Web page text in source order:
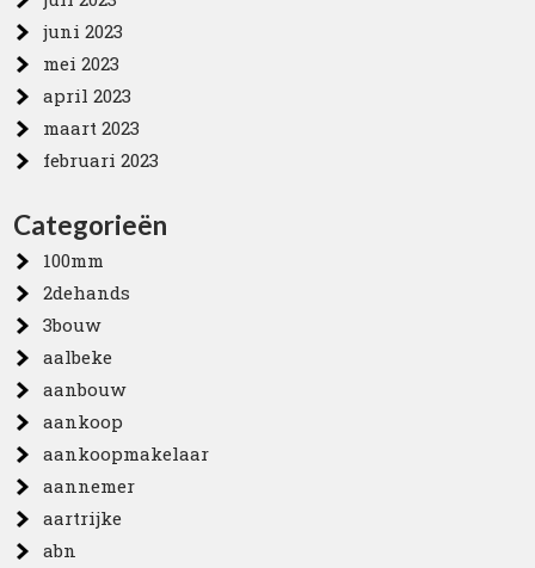
juni 2023
mei 2023
april 2023
maart 2023
februari 2023
Categorieën
100mm
2dehands
3bouw
aalbeke
aanbouw
aankoop
aankoopmakelaar
aannemer
aartrijke
abn